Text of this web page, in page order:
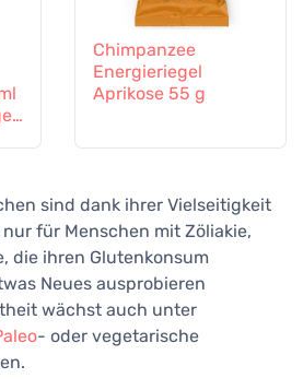
Chimpanzee
Energieriegel
Aprikose 55 g
sind dank ihrer Vielseitigkeit
für Menschen mit Zöliakie,
die ihren Glutenkonsum
Neues ausprobieren
wächst auch unter
- oder vegetarische